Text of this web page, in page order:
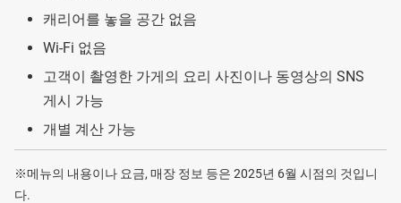
캐리어를 놓을 공간 없음
Wi-Fi 없음
고객이 촬영한 가게의 요리 사진이나 동영상의 SNS
게시 가능
개별 계산 가능
※메뉴의 내용이나 요금, 매장 정보 등은 2025년 6월 시점의 것입니
다.